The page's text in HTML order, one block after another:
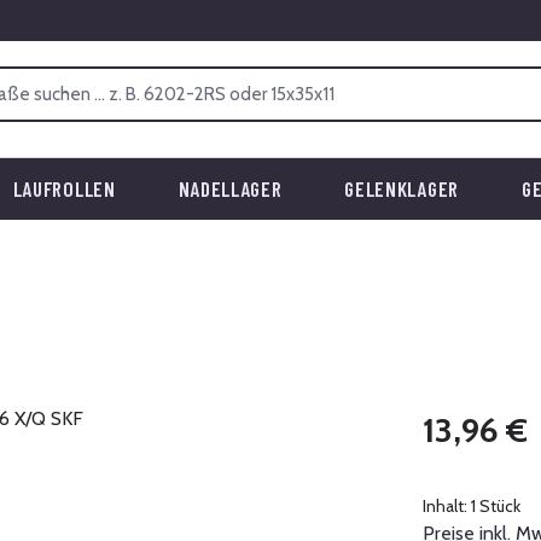
LAUFROLLEN NADELLAGER GELENKLAGER
Regulärer Preis:
13,96 €
Inhalt: 1 Stück
Preise inkl.